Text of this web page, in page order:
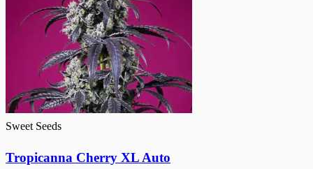
Sweet Seeds
Tropicanna Cherry XL Auto